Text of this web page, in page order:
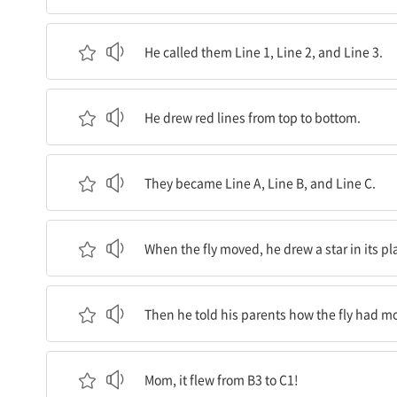
He called them Line 1, Line 2, and Line 3.
He drew red lines from top to bottom.
They became Line A, Line B, and Line C.
When the fly moved, he drew a star in its
Then he told his parents how the fly had
Mom, it flew from B3 to C1!